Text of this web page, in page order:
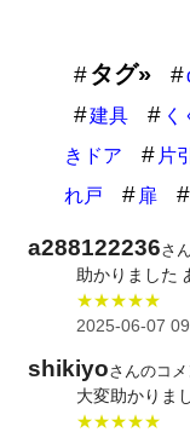
タグ»
建具
く
きドア
片
れ戸
扉
a288122236さ
助かりました
★★★★★
2025-06-07
shikiyoさんのコメ
大変助かりま
★★★★★